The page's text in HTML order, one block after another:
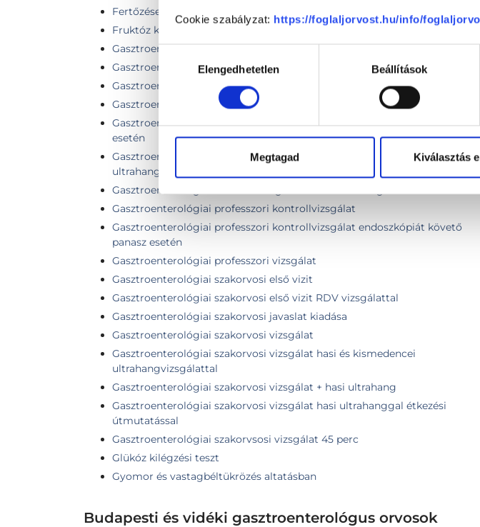
Cookie szabályzat: https://foglaljorvost.hu/info/
Hozzájárulás
kiválasztásaElengedhetetlen Beállítások
Megtagad Kiválasztás
Fertőzéses betegségek szűrése
Fruktóz kilégzési teszt
Gasztroenterológiai hasi és kismedencei ultrahang
Gasztroenterológiai kontroll ultrahanggal
Gasztroenterológiai kontroll ultrahang nélkül
Gasztroenterológiai kontroll vizsgálat
Gasztroenterológiai kontrollvizsgálat endoszkópiát követő panasz
esetén
Gasztroenterológiai kontrollvizsgálat hasi és kismedencei
ultrahangvizsgálattal
Gasztroenterológiai kontroll vizsgálat + hasi ultrahang
Gasztroenterológiai professzori kontrollvizsgálat
Gasztroenterológiai professzori kontrollvizsgálat endoszkópiát követő
panasz esetén
Gasztroenterológiai professzori vizsgálat
Gasztroenterológiai szakorvosi első vizit
Gasztroenterológiai szakorvosi első vizit RDV vizsgálattal
Gasztroenterológiai szakorvosi javaslat kiadása
Gasztroenterológiai szakorvosi vizsgálat
Gasztroenterológiai szakorvosi vizsgálat hasi és kismedencei
ultrahangvizsgálattal
Gasztroenterológiai szakorvosi vizsgálat + hasi ultrahang
Gasztroenterológiai szakorvosi vizsgálat hasi ultrahanggal étkezési
útmutatással
Gasztroenterológiai szakorvsosi vizsgálat 45 perc
Glükóz kilégzési teszt
Gyomor és vastagbéltükrözés altatásban
Budapesti és vidéki gasztroenterológus orvosok